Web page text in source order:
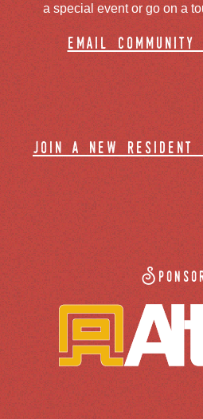
a special event or go on a
email community
join a new resident